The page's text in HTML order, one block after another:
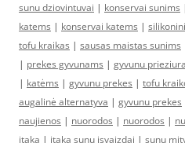
sunu dziovintuvai | konservai sunims
katems | konservai katems |
tofu kraikas | sausas maistas sunims
| prekes gyvunams | gyvunu prieziura
| katėms | gyvunu prekes | tofu
augalinė alternatyva | gyvunu prekes
naujienos | nuorodos | nuorodos |
itaka | itaka sunu isvaizdai | sunu